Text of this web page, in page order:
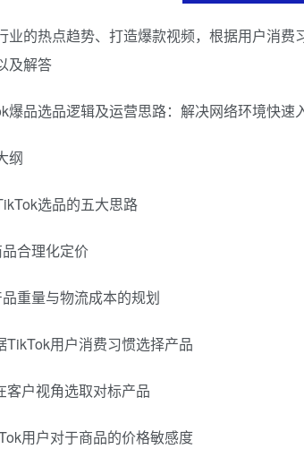
业的热点趋势、打造爆款视频，根据用户消
及解答
爆品选品逻辑及运营思路：解决网络环境快速
纲
选品的五大思路
合理化定价
重量与物流成本的规划
TikTok用户消费习惯选择产品
客户视角选取对标产品
用户对于商品的价格敏感度